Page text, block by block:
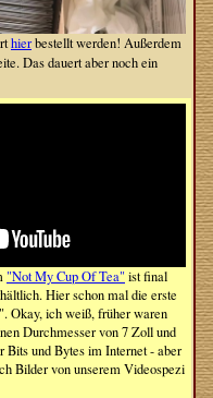
hierbestellt werden! Außerdem
Das dauert aber noch ein
"Not My Cup Of Tea" ist final
Hier schon mal die erste
Okay, ich weiß, früher waren
Durchmesser von 7 Zoll und
Bits und Bytes im Internet - aber
Bilder von unserem Videospezi